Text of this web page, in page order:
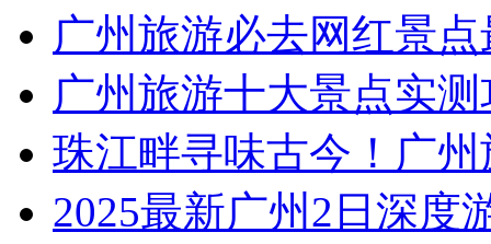
广州旅游必去网红景
广州旅游十大景点实
珠江畔寻味古今！广
2025最新广州2日深度